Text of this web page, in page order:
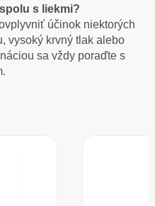
s liekmi?
účinok niektorých
vysoký krvný tlak alebo
sa vždy poraďte s